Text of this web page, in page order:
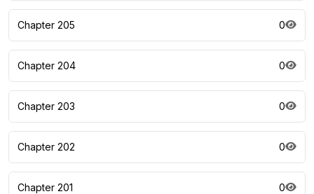
Chapter 205 0
Chapter 204 0
Chapter 203 0
Chapter 202 0
Chapter 201 0